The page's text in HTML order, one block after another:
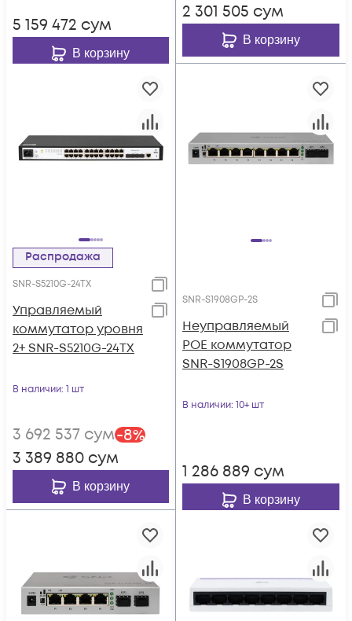
5 159 472 сум
В корзину
2 301 505 сум
В корзину
Распродажа
SNR-S5210G-24TX
Управляемый
коммутатор уровня
2+ SNR-S5210G-24TX
В наличии: 1 шт
3 692 537 сум-8%
3 389 880 сум
В корзину
SNR-S1908GP-2S
Неуправляемый
POE коммутатор
SNR-S1908GP-2S
В наличии: 10+ шт
1 286 889 сум
В корзину